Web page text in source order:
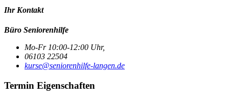
Ihr Kontakt
Büro Seniorenhilfe
Mo-Fr 10:00-12:00 Uhr,
06103 22504
kurse@seniorenhilfe-langen.de
Termin Eigenschaften